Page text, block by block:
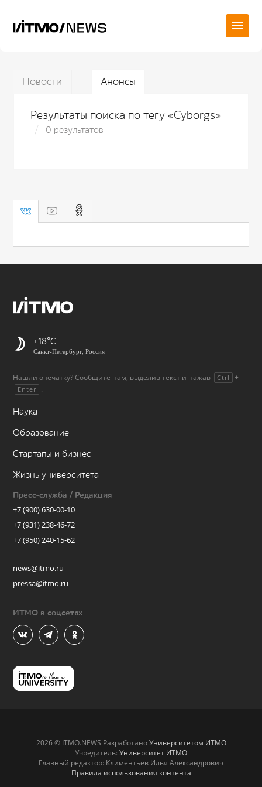
Новости Анонсы
Результаты поиска по тегу «Cyborgs»
0 результатов
+18
Санкт-Петербург, Россия
Нашли опечатку? Сообщите нам, выделив текст и нажав Ctrl +
Enter .
Наука
Образование
Стартапы и бизнес
Жизнь университета
Пресс-служба / Редакция
+7 (900) 630-00-10
+7 (931) 238-46-72
+7 (950) 240-15-62
news@itmo.ru
pressa@itmo.ru
ИТМО в соцсетях
2026 © ITMO.NEWS РазработаноУниверситетом ИТМО
Учредитель: Университет ИТМО
Главный редактор: Климентьев Илья Александрович
Правила использования контента